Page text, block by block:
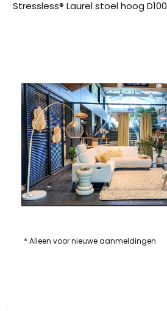
Stressless® Laurel stoel hoog D100
* Alleen voor nieuwe aanmeldingen